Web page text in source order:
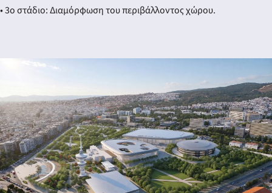
• 3ο στάδιο: Διαμόρφωση του περιβάλλοντος χώρου.